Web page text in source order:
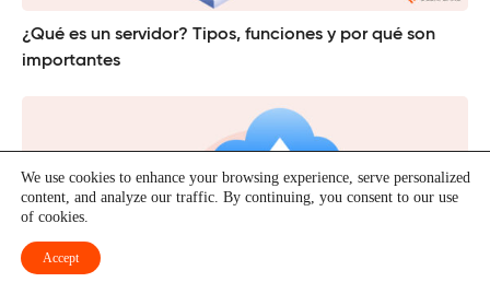
¿Qué es un servidor? Tipos, funciones y por qué son
importantes
We use cookies to enhance your browsing experience, serve personalized
content, and analyze our traffic. By continuing, you consent to our use
of cookies.
Accept